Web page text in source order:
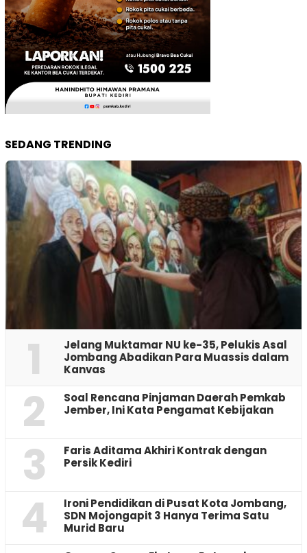
SEDANG TRENDING
1
Jelang Muktamar NU ke-35, Pelukis Asal
Jombang Abadikan Para Muassis dalam
Kanvas
2
‎Soal Rencana Pinjaman Daerah Pemkab
Jember, Ini Kata Pengamat Kebijakan ‎
3
Faris Aditama Akhiri Kontrak dengan
Persik Kediri
4
Ironi Pendidikan di Pusat Kota Jombang,
SDN Mojongapit 3 Hanya Terima Satu
Murid Baru